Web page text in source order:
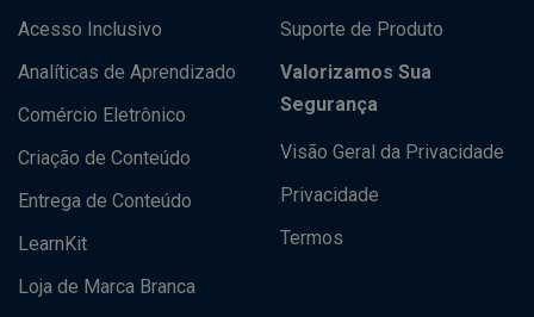
Acesso Inclusivo
Analíticas de Aprendizado
Comércio Eletrônico
Criação de Conteúdo
Entrega de Conteúdo
LearnKit
Loja de Marca Branca
Suporte de Produto
Valorizamos Sua
Segurança
Visão Geral da Privacidade
Privacidade
Termos